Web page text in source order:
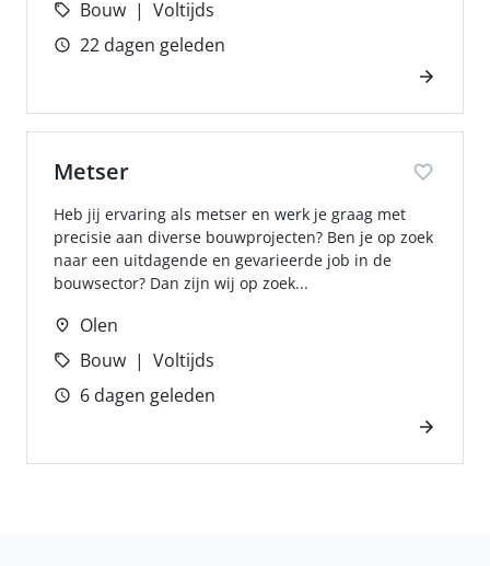
Bouw
Voltijds
22 dagen geleden
Metser
Heb jij ervaring als metser en werk je graag met
precisie aan diverse bouwprojecten? Ben je op zoek
naar een uitdagende en gevarieerde job in de
bouwsector? Dan zijn wij op zoek...
Olen
Bouw
Voltijds
6 dagen geleden